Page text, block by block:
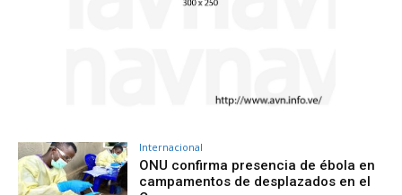
Internacional
ONU confirma presencia de ébola en
campamentos de desplazados en el